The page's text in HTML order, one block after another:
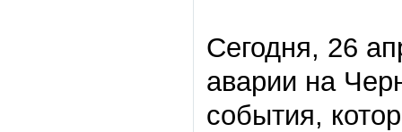
Сегодня, 26
аварии на
события,